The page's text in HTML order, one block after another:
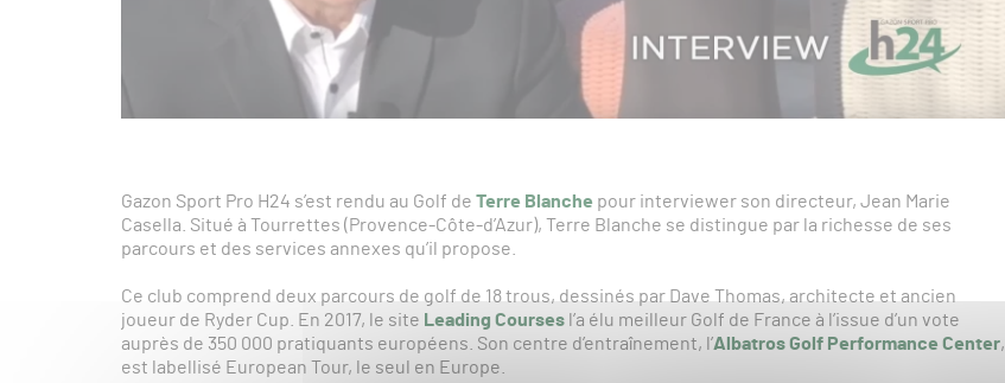
Gazon Sport Pro H24 s’est rendu au Golf de Terre Blanche pour interviewer son directeur, Jean Marie
Casella. Situé à Tourrettes (Provence-Côte-d’Azur), Terre Blanche se distingue par la richesse de ses
parcours et des services annexes qu’il propose.
Ce club comprend deux parcours de golf de 18 trous, dessinés par Dave Thomas, architecte et ancien
joueur de Ryder Cup. En 2017, le site Leading Courses l’a élu meilleur Golf de France à l’issue d’un vote
auprès de 350 000 pratiquants européens. Son centre d’entraînement, l’Albatros Golf Performance Center,
est labellisé European Tour, le seul en Europe.